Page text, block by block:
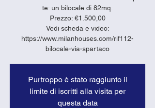
te: un bilocale di 82mq.
Prezzo: €1.500,00
Vedi scheda e video:
https://www.milanhouses.com/rif112-
bilocale-via-spartaco
Purtroppo è stato raggiunto il
limite di iscritti alla visita per
questa data